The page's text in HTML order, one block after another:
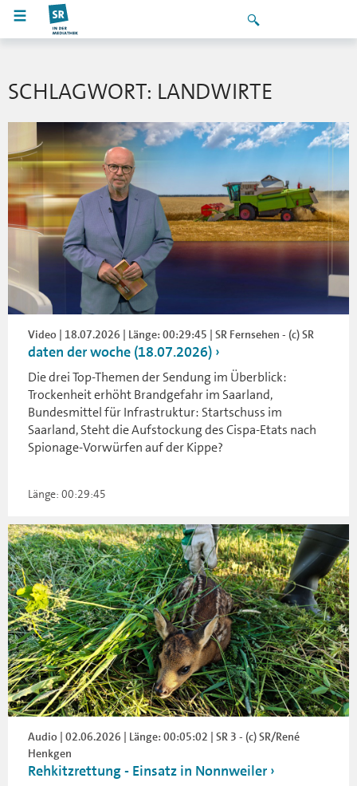
SCHLAGWORT: LANDWIRTE
Video | 18.07.2026 | Länge: 00:29:45 | SR Fernsehen - (c) SR
daten der woche (18.07.2026)
Die drei Top-Themen der Sendung im Überblick:
Trockenheit erhöht Brandgefahr im Saarland,
Bundesmittel für Infrastruktur: Startschuss im
Saarland, Steht die Aufstockung des Cispa-Etats nach
Spionage-Vorwürfen auf der Kippe?
Länge: 00:29:45
Audio | 02.06.2026 | Länge: 00:05:02 | SR 3 - (c) SR/René
Henkgen
Rehkitzrettung - Einsatz in Nonnweiler